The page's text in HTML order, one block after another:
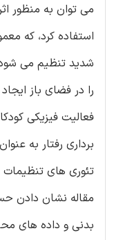
می توان به منظور
استفاده کرد، که
شدید تنظیم می
را در فضای باز
فعالیت فیزیکی
برداری رفتار به
تئوری های
مقاله نشان دادن
بدنی و داده های